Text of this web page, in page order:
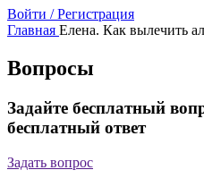
Войти / Регистрация
Главная Елена. Как вылечить
Вопросы
Задайте бесплатный
бесплатный ответ
Задать вопрос